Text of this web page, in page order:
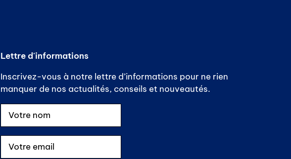
Lettre d'informations
Inscrivez-vous à notre lettre d’informations pour ne rien
manquer de nos actualités, conseils et nouveautés.